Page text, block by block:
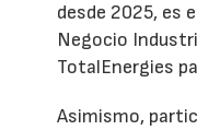
desde 2025, es
Negocio
TotalEnergies
Asimismo,